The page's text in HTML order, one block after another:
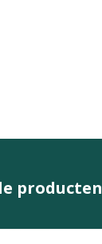
producten